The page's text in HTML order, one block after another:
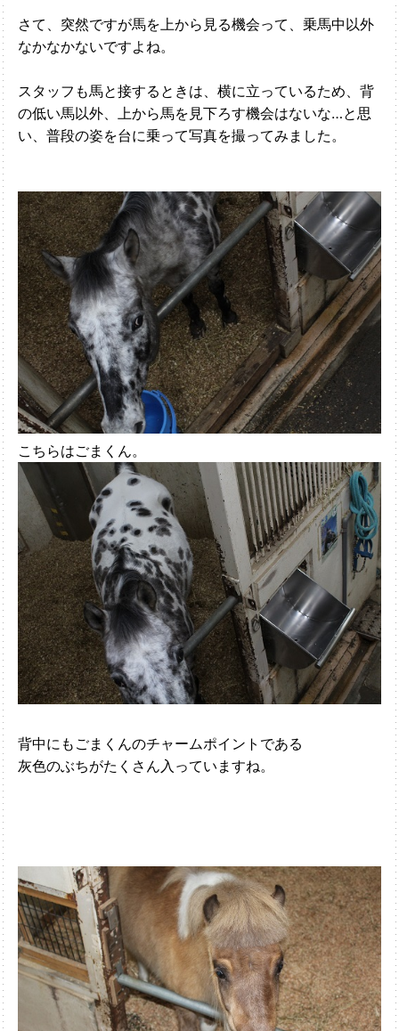
さて、突然ですが馬を上から見る機会って、乗馬中以外
なかなかないですよね。
スタッフも馬と接するときは、横に立っているため、背
の低い馬以外、上から馬を見下ろす機会はないな…と思
い、普段の姿を台に乗って写真を撮ってみました。
こちらはごまくん。
背中にもごまくんのチャームポイントである
灰色のぶちがたくさん入っていますね。